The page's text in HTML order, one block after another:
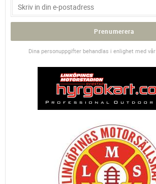
Prenumerera
Dina personuppgifter behandlas i enlighet med vår